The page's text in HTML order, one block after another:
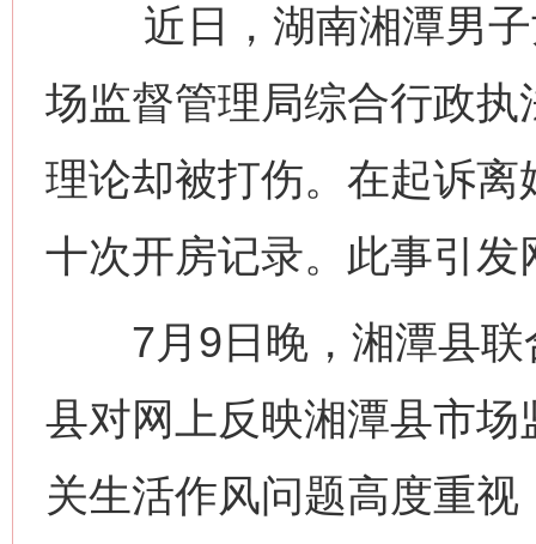
近日，湖南湘潭男子
场监督管理局综合行政
理论却被打伤。在起诉
十次开房记录。此事引发
7月9日晚，湘潭县联
县对网上反映湘潭县市
关生活作风问题高度重